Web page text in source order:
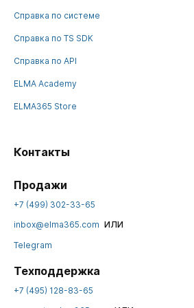
Справка по системе
Справка по TS SDK
Справка по API
ELMA Academy
ELMA365 Store
Контакты
Продажи
+7 (499) 302-33-65
inbox@elma365.com или
Telegram
Техподдержка
+7 (495) 128-83-65